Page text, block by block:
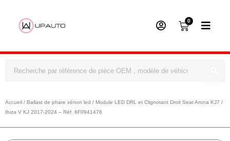
0
Panier
Accueil / Ballast de phare xénon led / Module LED DRL et Clignotant Droit Seat Arona KJ7 /
Ibiza V KJ 2017-2024 – Réf. 6F0941476